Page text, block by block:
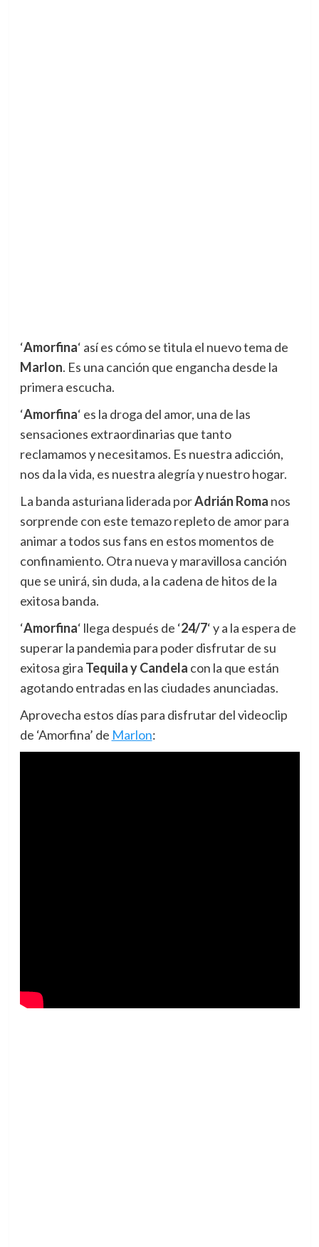
‘Amorfina‘ así es cómo se titula el nuevo tema de
Marlon. Es una canción que engancha desde la
primera escucha.
‘Amorfina‘ es la droga del amor, una de las
sensaciones extraordinarias que tanto
reclamamos y necesitamos. Es nuestra adicción,
nos da la vida, es nuestra alegría y nuestro hogar.
La banda asturiana liderada porAdrián Roma nos
sorprende con este temazo repleto de amor para
animar a todos sus fans en estos momentos de
confinamiento. Otra nueva y maravillosa canción
que se unirá, sin duda, a la cadena de hitos de la
exitosa banda.
‘Amorfina‘ llega después de ‘24/7‘ y a la espera de
superar la pandemia para poder disfrutar de su
exitosa gira Tequila y Candela con la que están
agotando entradas en las ciudades anunciadas.
Aprovecha estos días para disfrutar del videoclip
de ‘Amorfina’ de Marlon: